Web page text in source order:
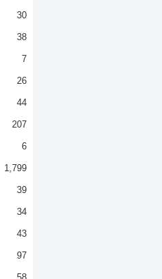
30
38
7
26
44
207
6
1,799
39
34
43
97